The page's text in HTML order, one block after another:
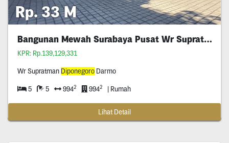
Rp. 33 M
Bangunan Mewah Surabaya Pusat Wr Supratman
KPR: Rp.139,129,331
Wr Supratman DiponegoroDarmo
5 5 9942 9942 | Rumah
Lihat Detail